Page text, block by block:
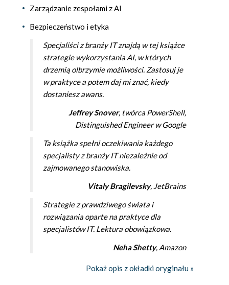
Zarządzanie zespołami z AI
Bezpieczeństwo i etyka
Specjaliści z branży IT znajdą w tej książce
strategie wykorzystania AI, w których
drzemią olbrzymie możliwości. Zastosuj je
w praktyce a potem daj mi znać, kiedy
dostaniesz awans.
Jeffrey Snover, twórca PowerShell,
Distinguished Engineer w Google
Ta książka spełni oczekiwania każdego
specjalisty z branży IT niezależnie od
zajmowanego stanowiska.
Vitaly Bragilevsky, JetBrains
Strategie z prawdziwego świata i
rozwiązania oparte na praktyce dla
specjalistów IT. Lektura obowiązkowa.
Neha Shetty, Amazon
Pokaż opis z okładki oryginału »